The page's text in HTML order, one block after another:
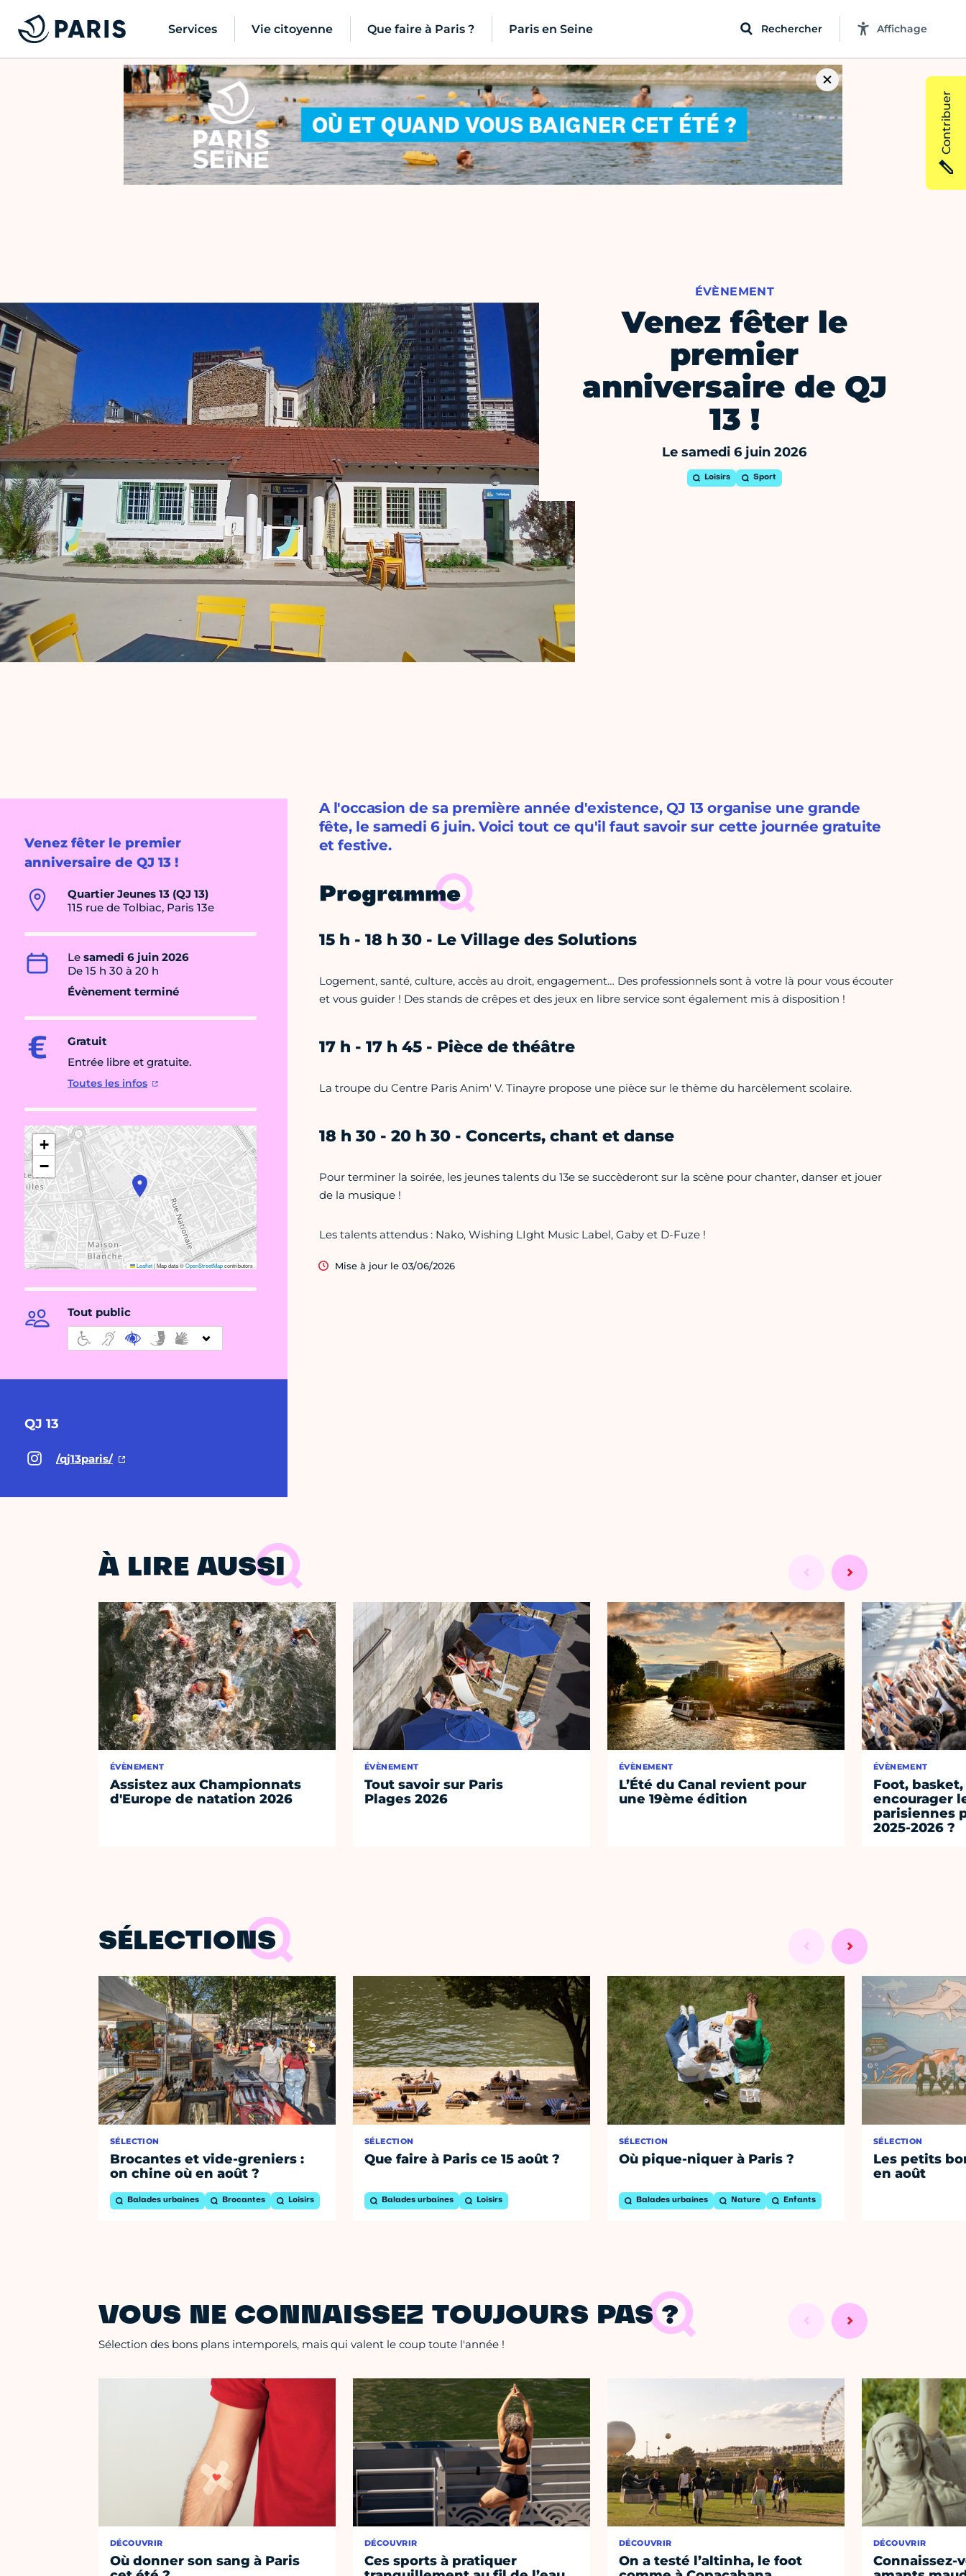
Services Vie citoyenne Que faire à Paris ? Paris en Seine Rechercher Affichage
ÉVÈNEMENT
Venez fêter le
premier
anniversaire de QJ
13 !
Le samedi 6 juin 2026
Loisirs Sport
Venez fêter le premier
anniversaire de QJ 13 !
Quartier Jeunes 13 (QJ 13)
115 rue de Tolbiac, Paris 13e
Le samedi 6 juin 2026
De 15 h 30 à 20 h
Évènement terminé
Gratuit
Entrée libre et gratuite.
Toutes les infos
+
−
Leaflet|Map data ©OpenStreetMapcontributors
Tout public
QJ 13
/qj13paris/
A l'occasion de sa première année d'existence, QJ 13 organise une grande
fête, le samedi 6 juin. Voici tout ce qu'il faut savoir sur cette journée gratuite
et festive.
Programme
15 h - 18 h 30 - Le Village des Solutions
Logement, santé, culture, accès au droit, engagement… Des professionnels sont à votre là pour vous écouter
et vous guider ! Des stands de crêpes et des jeux en libre service sont également mis à disposition !
17 h - 17 h 45 - Pièce de théâtre
La troupe du Centre Paris Anim' V. Tinayre propose une pièce sur le thème du harcèlement scolaire.
18 h 30 - 20 h 30 - Concerts, chant et danse
Pour terminer la soirée, les jeunes talents du 13e se succèderont sur la scène pour chanter, danser et jouer
de la musique !
Les talents attendus : Nako, Wishing LIght Music Label, Gaby et D-Fuze !
Mise à jour le 03/06/2026
À LIRE AUSSI
ÉVÈNEMENT
Assistez aux Championnats
d'Europe de natation 2026
ÉVÈNEMENT
Tout savoir sur Paris
Plages 2026
ÉVÈNEMENT
L’Été du Canal revient pour
une 19ème édition
ÉVÈNEMENT
Foot,
encourager
parisiennes
2025-2026 ?
SÉLECTIONS
SÉLECTION
Brocantes et vide-greniers :
on chine où en août ?
Balades urbaines Brocantes Loisirs
SÉLECTION
Que faire à Paris ce 15 août ?
Balades urbaines Loisirs
SÉLECTION
Où pique-niquer à Paris ?
Balades urbaines Nature Enfants
SÉLECTION
Les petits
en août
VOUS NE CONNAISSEZ TOUJOURS PAS ?
Sélection des bons plans intemporels, mais qui valent le coup toute l'année !
DÉCOUVRIR
Où donner son sang à Paris
DÉCOUVRIR
Ces sports à pratiquer
DÉCOUVRIR
On a testé l’altinha, le foot
DÉCOUVRIR
Connaissez-
Contribuer